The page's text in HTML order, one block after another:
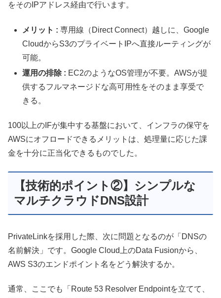
をそのIPアドレス経由で行います。
メリット : 専用線（Direct Connect）越しに、Google
CloudからS3のプライベートIPへ直接ルーティングが
可能。
運用の排除 : EC2のようなOS管理が不要。AWSが提
供するフルマネージドな高可用性をそのまま享受で
きる。
100以上のIFが集中する基盤において、インフラの保守を
AWSにオフロードできるメリットは、処理量に応じた課
金を十分に正当化できるものでした。
【技術的ポイント②】シンプルな
マルチクラウドDNS設計
PrivateLinkを採用した際、次に問題となるのが「DNSの
名前解決」です。Google Cloud上のData Fusionから、
AWS S3のエンドポイント名をどう解決するか。
通常、ここでも「Route 53 Resolver Endpointを立てて、